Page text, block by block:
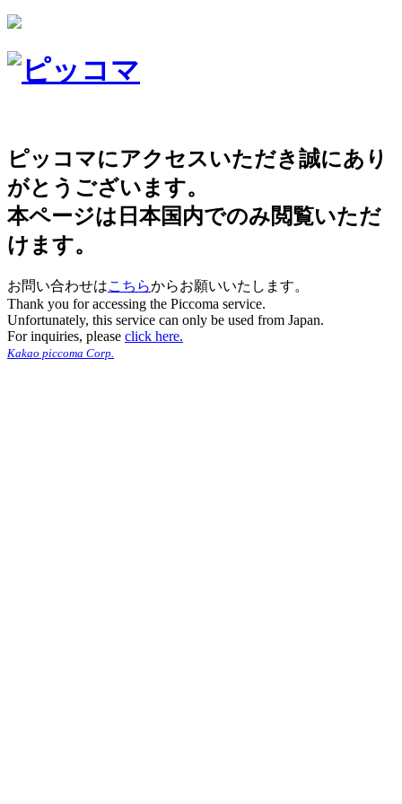
ピッコマにアクセスいただき誠にあり
がとうございます。
本ページは日本国内でのみ閲覧いただ
けます。
お問い合わせはこちらからお願いいたします。
Thank you for accessing the Piccoma service.
Unfortunately, this service can only be used from Japan.
For inquiries, please click here.
Kakao piccoma Corp.